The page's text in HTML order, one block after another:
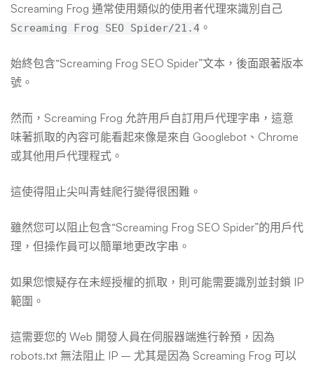
Screaming Frog 通常使用類似的使用者代理來識別自己
Screaming Frog SEO Spider/21.4 。
始終包含“Screaming Frog SEO Spider”文本，後面跟著版本
號。
然而，Screaming Frog 允許用戶自訂用戶代理字串，這意
味著抓取的內容可能看起來像是來自 Googlebot、Chrome
或其他用戶代理程式。
這使得阻止尖叫青蛙爬行變得很困難。
雖然您可以阻止包含“Screaming Frog SEO Spider”的用戶代
理，但操作員可以簡單地更改字串。
如果您懷疑存在未經授權的抓取，則可能需要識別並封鎖 IP
範圍。
這需要您的 Web 開發人員在伺服器端進行幹預，因為
robots.txt 無法阻止 IP – 尤其是因為 Screaming Frog 可以